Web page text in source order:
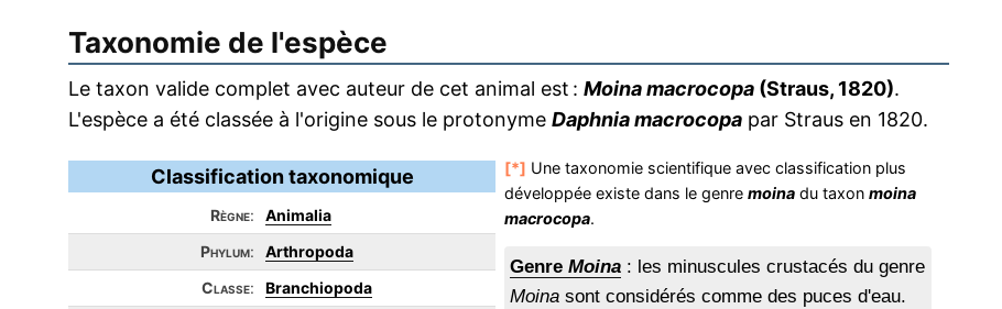
Taxonomie de l'espèce
Le taxon valide complet avec auteur de cet animal est : Moina macrocopa (Straus, 1820).
L'espèce a été classée à l'origine sous le protonyme Daphnia macrocopa par Straus en 1820.
Classification taxonomique
Règne:
Animalia
Phylum:
Arthropoda
Classe:
Branchiopoda
[*] Une taxonomie scientifique avec classification plus
développée existe dans le genremoina du taxonmoina
macrocopa.
GenreMoina : les minuscules crustacés du genre
Moina sont considérés comme des puces d'eau.